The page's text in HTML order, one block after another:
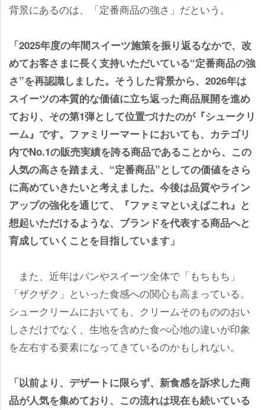
背景にあるのは、「定番商品の強さ」だという。
「2025年度の年間スイーツ施策を振り返るなかで、改
めてお客さまに長く支持いただいている“定番商品の強
さ”を再認識しました。そうした背景から、2026年は
スイーツの本質的な価値に立ち返った商品展開を進め
ており、その第1弾として位置づけたのが『シュークリ
ーム』です。ファミリーマートにおいても、カテゴリ
内でNo.1の販売実績を誇る商品であることから、この
人気の高さを踏まえ、“定番商品”としての価値をさら
に高めていきたいと考えました。今後は品質やライン
アップの強化を通じて、『ファミマといえばこれ』と
想起いただけるような、ブランドを代表する商品へと
育成していくことを目指しています」
また、近年はパンやスイーツ全体で「もちもち」
「ザクザク」といった食感への関心も高まっている。
シュークリームにおいても、クリームそのもののおい
しさだけでなく、生地を含めた食べ心地の違いが印象
を左右する要素になってきているのかもしれない。
「以前より、デザートに限らず、新食感を訴求した商
品が人気を集めており、この流れは現在も続いている